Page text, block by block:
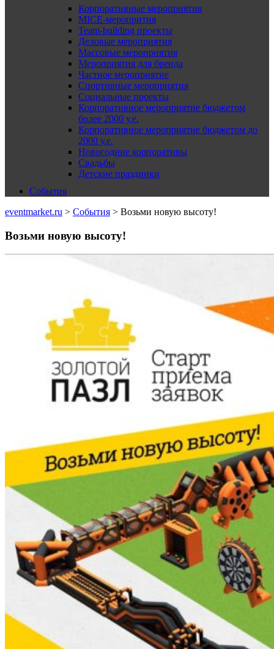
Корпоративные мероприятия
MICE-меропрития
Team-building проекты
Деловые мероприятия
Массовые мероприятия
Мероприятия для бренда
Частное мероприятие
Спортивные мероприятия
Социальные проекты
Корпоративное мероприятие бюджетом
более 2000 у.е.
Корпоративное мероприятие бюджетом до
2000 у.е.
Новогодние корпоративы
Свадьбы
Детские праздники
События
eventmarket.ru > События > Возьми новую высоту!
Возьми новую высоту!